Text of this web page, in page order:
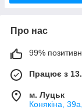
Про нас
99%
Працює з
м. Луцьк
Конякіна,